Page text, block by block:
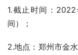
1.截止时间：
间）；
2.地点：郑州市金